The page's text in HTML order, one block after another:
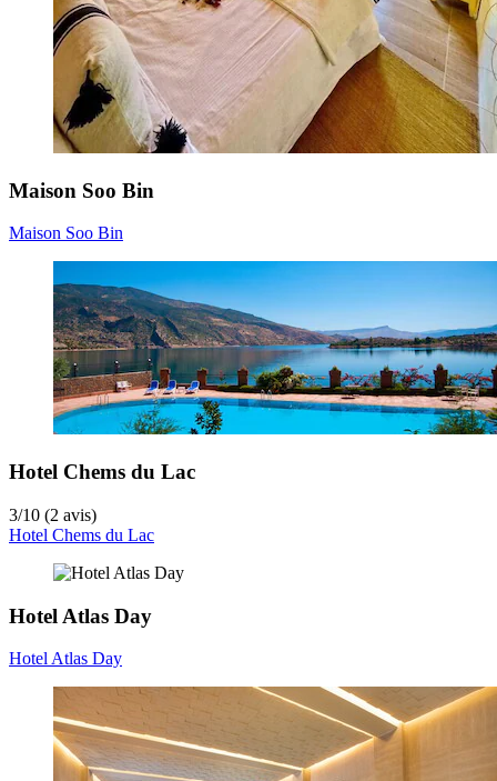
Maison Soo Bin
Maison Soo Bin
Hotel Chems du Lac
3/10 (2 avis)
Hotel Chems du Lac
Hotel Atlas Day
Hotel Atlas Day